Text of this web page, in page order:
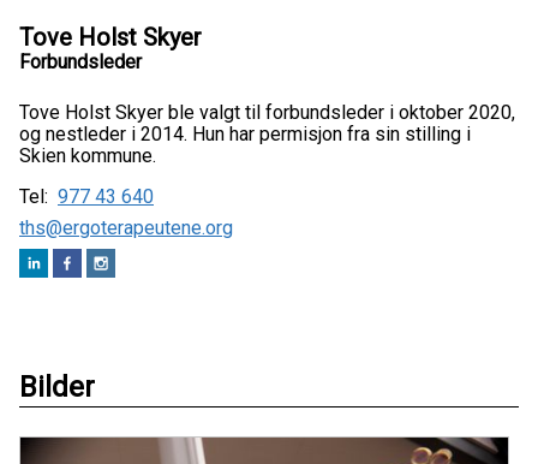
Tove Holst Skyer
Forbundsleder
Tove Holst Skyer ble valgt til forbundsleder i oktober 2020,
og nestleder i 2014. Hun har permisjon fra sin stilling i
Skien kommune.
Tel: 977 43 640
ths@ergoterapeutene.org
Bilder